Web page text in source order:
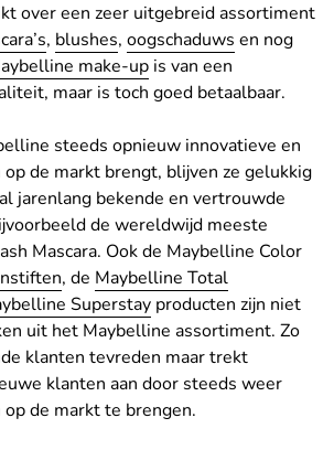
over een zeer uitgebreid assortiment
, blushes, oogschaduws en nog
make-up is van een
maar is toch goed betaalbaar.
steeds opnieuw innovatieve en
de markt brengt, blijven ze gelukkig
jarenlang bekende en vertrouwde
de wereldwijd meeste
Mascara. Ook de Maybelline Color
, de Maybelline Total
Superstay producten zijn niet
uit het Maybelline assortiment. Zo
klanten tevreden maar trekt
klanten aan door steeds weer
de markt te brengen.